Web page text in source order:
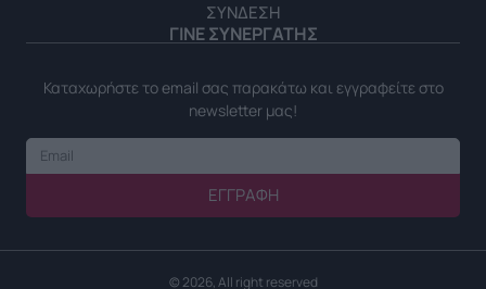
ΣΥΝΔΕΣΗ
ΓΙΝΕ ΣΥΝΕΡΓΑΤΗΣ
Καταχωρήστε το email σας παρακάτω και εγγραφείτε στο
newsletter μας!
ΕΓΓΡΑΦΉ
© 2026, All right reserved